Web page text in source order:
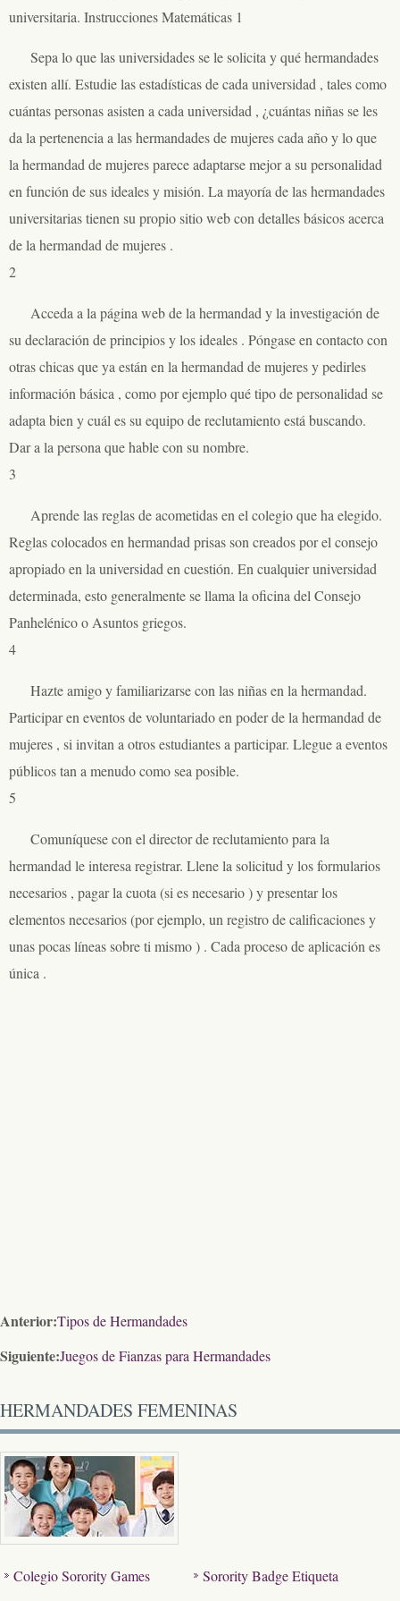
universitaria. Instrucciones Matemáticas 1
Sepa lo que las universidades se le solicita y qué hermandades
existen allí. Estudie las estadísticas de cada universidad , tales como
cuántas personas asisten a cada universidad , ¿cuántas niñas se les
da la pertenencia a las hermandades de mujeres cada año y lo que
la hermandad de mujeres parece adaptarse mejor a su personalidad
en función de sus ideales y misión. La mayoría de las hermandades
universitarias tienen su propio sitio web con detalles básicos acerca
de la hermandad de mujeres .
2
Acceda a la página web de la hermandad y la investigación de
su declaración de principios y los ideales . Póngase en contacto con
otras chicas que ya están en la hermandad de mujeres y pedirles
información básica , como por ejemplo qué tipo de personalidad se
adapta bien y cuál es su equipo de reclutamiento está buscando.
Dar a la persona que hable con su nombre.
3
Aprende las reglas de acometidas en el colegio que ha elegido.
Reglas colocados en hermandad prisas son creados por el consejo
apropiado en la universidad en cuestión. En cualquier universidad
determinada, esto generalmente se llama la oficina del Consejo
Panhelénico o Asuntos griegos.
4
Hazte amigo y familiarizarse con las niñas en la hermandad.
Participar en eventos de voluntariado en poder de la hermandad de
mujeres , si invitan a otros estudiantes a participar. Llegue a eventos
públicos tan a menudo como sea posible.
5
Comuníquese con el director de reclutamiento para la
hermandad le interesa registrar. Llene la solicitud y los formularios
necesarios , pagar la cuota (si es necesario ) y presentar los
elementos necesarios (por ejemplo, un registro de calificaciones y
unas pocas líneas sobre ti mismo ) . Cada proceso de aplicación es
única .
Anterior:Tipos de Hermandades
Siguiente:Juegos de Fianzas para Hermandades
HERMANDADES FEMENINAS
Colegio Sorority Games Sorority Badge Etiqueta